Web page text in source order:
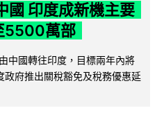
國 印度成新機主要
5500萬部
中國轉往印度，目標兩年內將
府推出關稅豁免及稅務優惠延